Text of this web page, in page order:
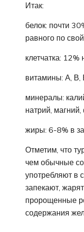
Итак:
белок: почти
равного по
клетчатка: 12%
витамины: А, В,
минералы:
натрий,
жиры: 6-8% в
Отметим, что
чем обычные
употребляют в
запекают,
пророщенные
содержания